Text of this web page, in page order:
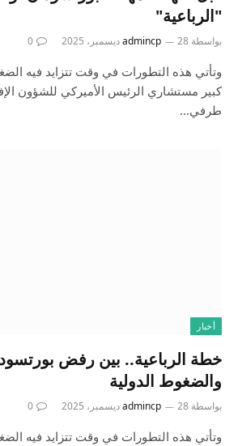
"الرباعية"
بواسطة admincp 28 ديسمبر، 2025 0
وتأتي هذه التطورات في وقت تتزايد فيه
كبير مستشاري الرئيس الأميركي للشؤون
طرفي…
أخبار
خطة الرباعية.. بين رفض
والضغوط الدولية
بواسطة admincp 28 ديسمبر، 2025 0
وتأتي هذه التطورات في وقت تتزايد فيه